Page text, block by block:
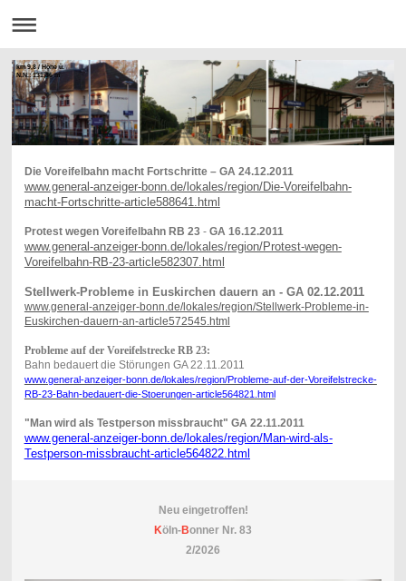
km 9,8 / Höhe ü.
N.N.: 131,86 m
Die Voreifelbahn macht Fortschritte – GA 24.12.2011
www.general-anzeiger-bonn.de/lokales/region/Die-Voreifelbahn-
macht-Fortschritte-article588641.html
Protest wegen Voreifelbahn RB 23- GA 16.12.2011
www.general-anzeiger-bonn.de/lokales/region/Protest-wegen-
Voreifelbahn-RB-23-article582307.html
Stellwerk-Probleme in Euskirchen dauern an - GA 02.12.2011
www.general-anzeiger-bonn.de/lokales/region/Stellwerk-Probleme-in-
Euskirchen-dauern-an-article572545.html
Probleme auf der Voreifelstrecke RB 23:
Bahn bedauert die Störungen GA 22.11.2011
www.general-anzeiger-bonn.de/lokales/region/Probleme-auf-der-Voreifelstrecke-
RB-23-Bahn-bedauert-die-Stoerungen-article564821.html
"Man wird als Testperson missbraucht" GA 22.11.2011
www.general-anzeiger-bonn.de/lokales/region/Man-wird-als-
Testperson-missbraucht-article564822.html
Neu eingetroffen!
Köln-Bonner Nr. 83
2/2026